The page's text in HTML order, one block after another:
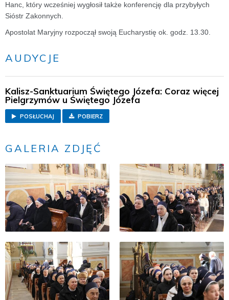
Hanc, który wcześniej wygłosił także konferencję dla przybyłych
Sióstr Zakonnych.
Apostolat Maryjny rozpoczął swoją Eucharystię ok. godz. 13.30.
AUDYCJE
Kalisz-Sanktuarium Świętego Józefa: Coraz więcej
Pielgrzymów u Świętego Józefa
POSŁUCHAJ POBIERZ
GALERIA ZDJĘĆ